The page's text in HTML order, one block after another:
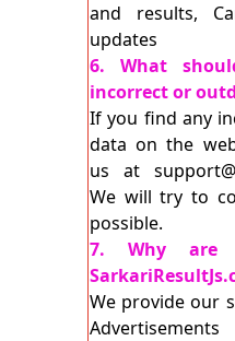
and results,
updates
6. What
incorrect or
If you find any
data on the
us at
We will try to
possible.
7. Why are
We provide our